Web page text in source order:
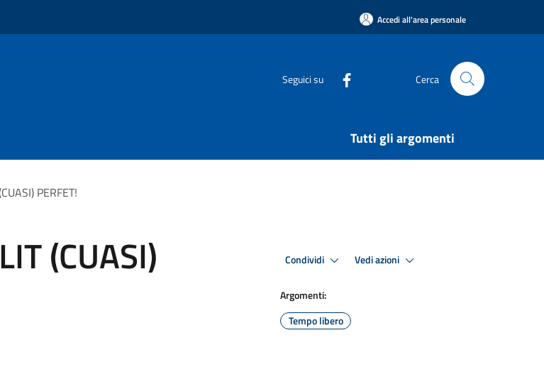
Accedi all'area personale
Seguici su Cerca
Tutti gli argomenti
PERFET!
(CUASI) Condividi Vedi azioni
Argomenti:
Tempo libero